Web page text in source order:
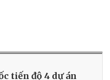
tiến độ 4 dự án